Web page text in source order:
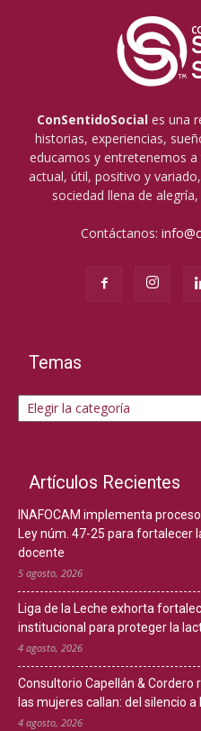
ConSentidoSocial es una
historias, experiencias,
educamos y entretenemos
actual, útil, positivo y
sociedad llena de
Contáctanos:
Temas
Temas
Artículos Recientes
INAFOCAM implementa
Ley núm. 47-25 para fortalecer
docente
5 agosto, 2026
Liga de la Leche exhorta
institucional para proteger la
4 agosto, 2026
Consultorio Capellán & Cordero
las mujeres callan: del silencio a
4 agosto, 2026